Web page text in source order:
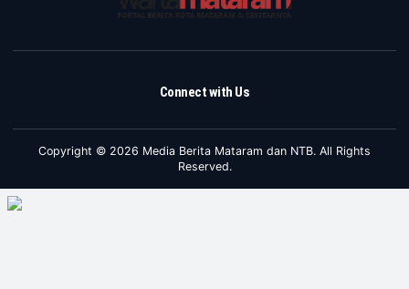
Connect with Us
Copyright © 2026 Media Berita Mataram dan NTB. All Rights
Reserved.